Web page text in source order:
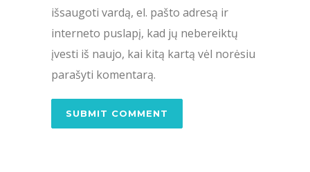
išsaugoti vardą, el. pašto adresą ir
interneto puslapį, kad jų nebereiktų
įvesti iš naujo, kai kitą kartą vėl norėsiu
parašyti komentarą.